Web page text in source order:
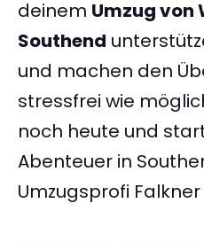
deinem Umzug von
Southend
und machen den
stressfrei wie
noch heute und
Abenteuer in
Umzugsprofi